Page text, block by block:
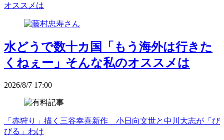
オススメは
水どうで数十カ国「もう海外は行きた
くねぇー」そんな私のオススメは
2026/8/7 17:00
「赤狩り」描く三谷幸喜新作 小日向文世と中川大志が「び
びる」わけ